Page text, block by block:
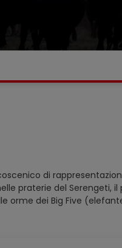
di
praterie del Serengeti,
orme dei Big Five